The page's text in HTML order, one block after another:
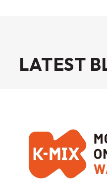
LATEST